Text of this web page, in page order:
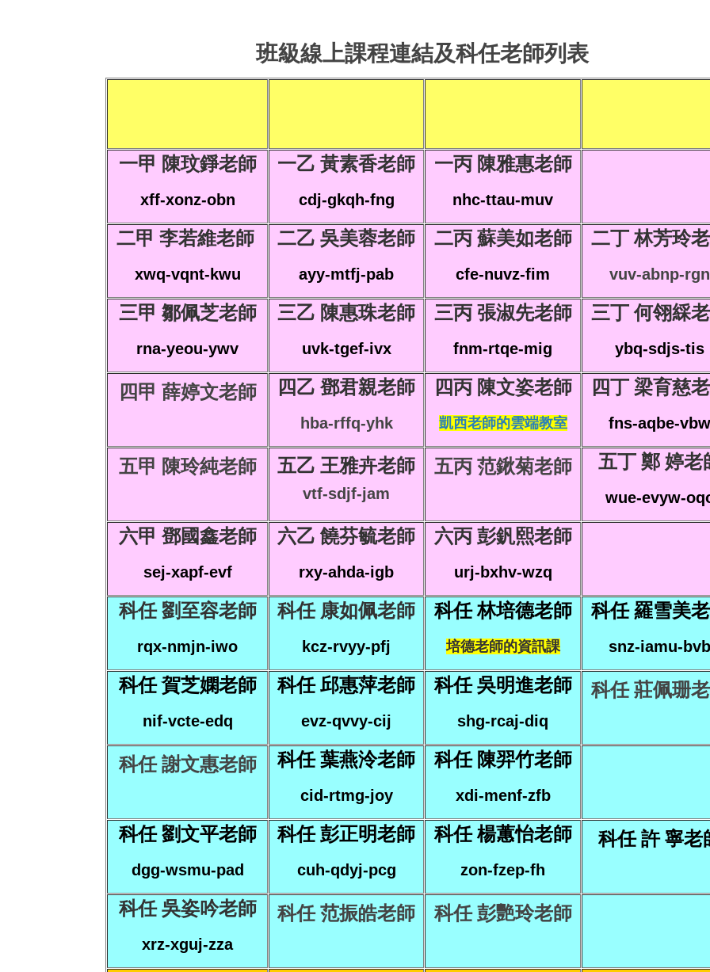
班級線上課程連結及科任老師列表
一甲 陳玟錚老師
xff-xonz-obn
一乙 黃素香老師
cdj-gkqh-fng
一丙 陳雅惠老師
nhc-ttau-muv
二甲 李若維老師
xwq-vqnt-kwu
二乙 吳美蓉老師
ayy-mtfj-pab
二丙 蘇美如老師
cfe-nuvz-fim
二丁 林芳玲
vuv-abnp-rgn
三甲 鄒佩芝老師
rna-yeou-ywv
三乙 陳惠珠老師
uvk-tgef-ivx
三丙 張淑先老師
fnm-rtqe-mig
三丁 何翎綵
ybq-sdjs-tis
四甲 薛婷文老師 四乙 鄧君親老師
hba-rffq-yhk
四丙 陳文姿老師
凱西老師的雲端教室
四丁 梁育慈
fns-aqbe-vbw
五甲 陳玲純老師 五乙 王雅卉老師
vtf-sdjf-jam
五丙 范鍬菊老師 五丁 鄭 婷老
wue-evyw-
六甲 鄧國鑫老師
sej-xapf-evf
六乙 饒芬毓老師
rxy-ahda-igb
六丙 彭釩熙老師
urj-bxhv-wzq
科任 劉至容老師
rqx-nmjn-iwo
科任 康如佩老師
kcz-rvyy-pfj
科任 林培德老師
培德老師的資訊課
科任 羅雪美
snz-iamu-bvb
科任 賀芝嫻老師
nif-vcte-edq
科任 邱惠萍老師
evz-qvvy-cij
科任 吳明進老師
shg-rcaj-diq
科任 莊佩珊
科任 謝文惠老師 科任 葉燕泠老師
cid-rtmg-joy
科任 陳羿竹老師
xdi-menf-zfb
科任 劉文平老師
dgg-wsmu-pad
科任 彭正明老師
cuh-qdyj-pcg
科任 楊蕙怡老師
zon-fzep-fh
科任 許 寧老
科任 吳姿吟老師
xrz-xguj-zza
科任 范振皓老師 科任 彭艷玲老師